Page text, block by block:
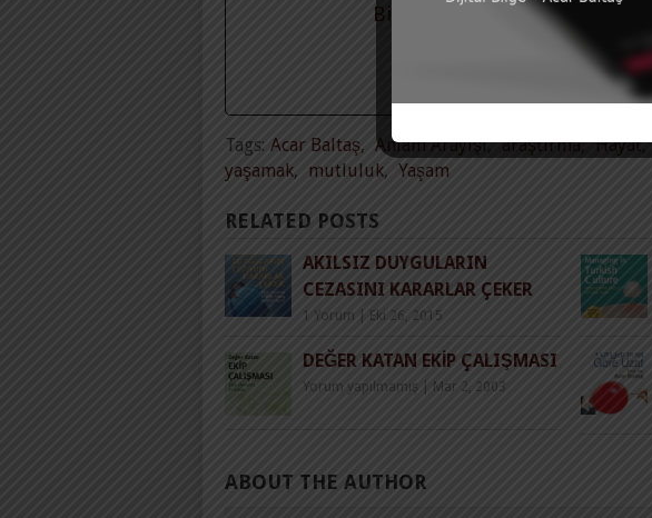
Biyografinin Tamamını Gör
Tags: Acar Baltaş, Anlam Arayışı, araştırma, Hayat,
yaşamak, mutluluk, Yaşam
RELATED POSTS
AKILSIZ DUYGULARIN
CEZASINI KARARLAR ÇEKER
1 Yorum Eki 26, 2015
DEĞER KATAN EKIP ÇALIŞMASI
Yorum yapılmamış Mar 2, 2003
ABOUT THE AUTHOR